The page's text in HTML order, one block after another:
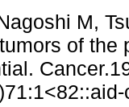
M,
of the